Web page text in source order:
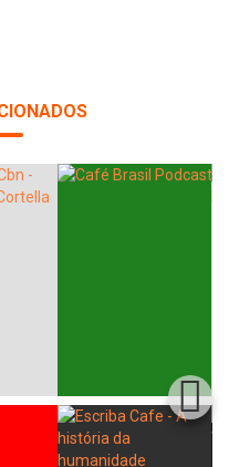
Twitter E-mail